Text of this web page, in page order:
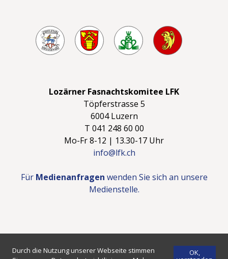
Lozärner Fasnachtskomitee LFK
Töpferstrasse 5
6004 Luzern
T 041 248 60 00
Mo-Fr 8-12 | 13.30-17 Uhr
info@lfk.ch
Für Medienanfragen wenden Sie sich an unsere
Medienstelle.
©2026 LFK - LOZÄRNER FASNACHTSKOMITEE
IMPRESSUM